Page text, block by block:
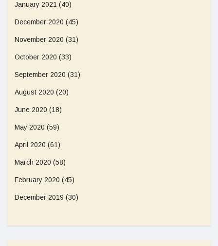
January 2021 (40)
December 2020 (45)
November 2020 (31)
October 2020 (33)
September 2020 (31)
August 2020 (20)
June 2020 (18)
May 2020 (59)
April 2020 (61)
March 2020 (58)
February 2020 (45)
December 2019 (30)